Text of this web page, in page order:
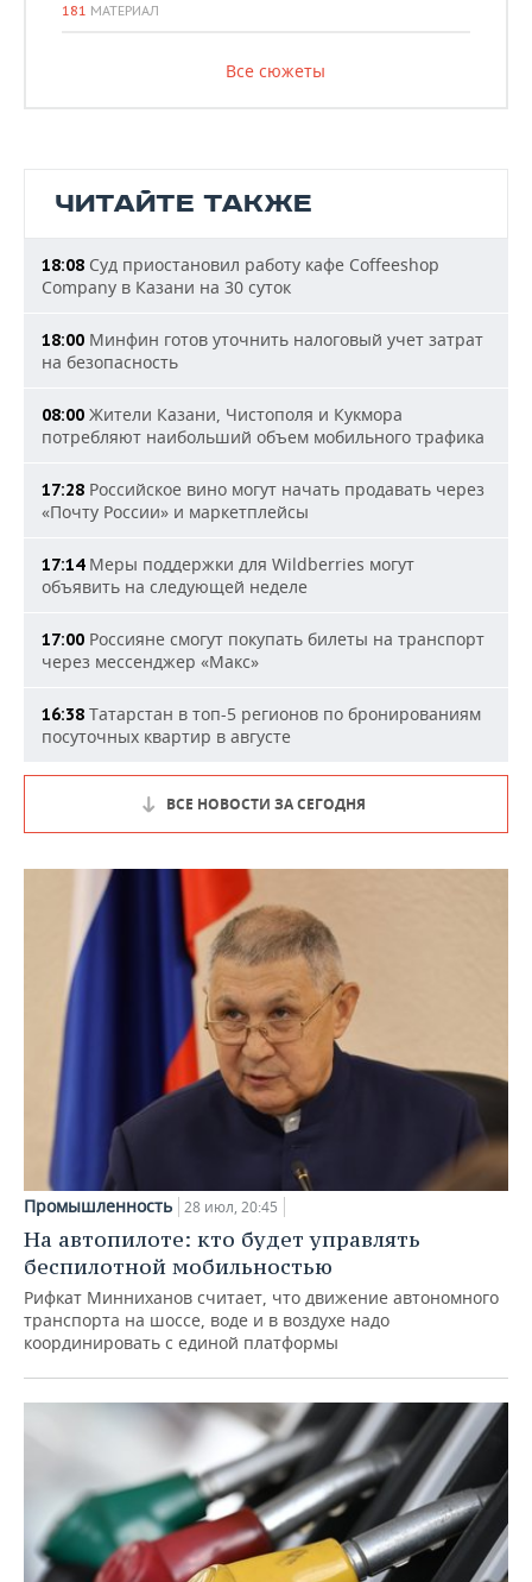
181 МАТЕРИАЛ
Все сюжеты
ЧИТАЙТЕ ТАКЖЕ
18:08 Суд приостановил работу кафе Coffeeshop
Company в Казани на 30 суток
18:00 Минфин готов уточнить налоговый учет затрат
на безопасность
08:00 Жители Казани, Чистополя и Кукмора
потребляют наибольший объем мобильного трафика
17:28 Российское вино могут начать продавать через
«Почту России» и маркетплейсы
17:14Меры поддержки для Wildberries могут
объявить на следующей неделе
17:00 Россияне смогут покупать билеты на транспорт
через мессенджер «Макс»
16:38 Татарстан в топ-5 регионов по бронированиям
посуточных квартир в августе
ВСЕ НОВОСТИ ЗА СЕГОДНЯ
Промышленность 28 июл, 20:45
На автопилоте: кто будет управлять
беспилотной мобильностью
Рифкат Минниханов считает, что движение автономного
транспорта на шоссе, воде и в воздухе надо
координировать с единой платформы